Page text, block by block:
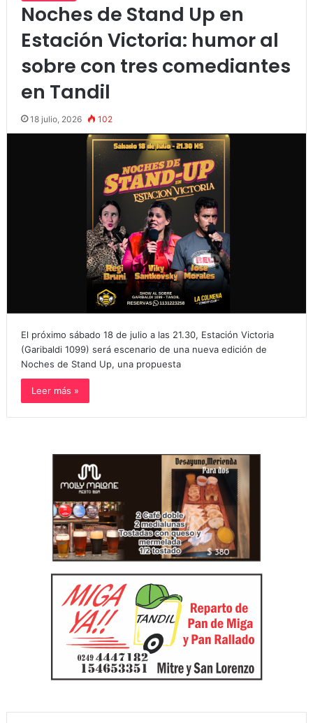
Noches de Stand Up en
Estación Victoria: humor al
sobre con tres comediantes
en Tandil
18 julio, 2026 102
El próximo sábado 18 de julio a las 21.30, Estación Victoria
(Garibaldi 1099) será escenario de una nueva edición de
Noches de Stand Up, una propuesta
Leer más »